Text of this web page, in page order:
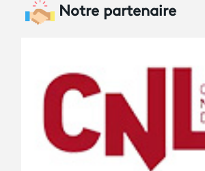
Notre partenaire